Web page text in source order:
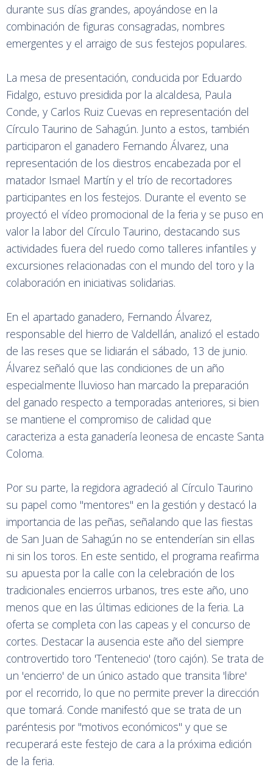
durante sus días grandes, apoyándose en la
combinación de figuras consagradas, nombres
emergentes y el arraigo de sus festejos populares.
La mesa de presentación, conducida por Eduardo
Fidalgo, estuvo presidida por la alcaldesa, Paula
Conde, y Carlos Ruiz Cuevas en representación del
Círculo Taurino de Sahagún. Junto a estos, también
participaron el ganadero Fernando Álvarez, una
representación de los diestros encabezada por el
matador Ismael Martín y el trío de recortadores
participantes en los festejos. Durante el evento se
proyectó el vídeo promocional de la feria y se puso en
valor la labor del Círculo Taurino, destacando sus
actividades fuera del ruedo como talleres infantiles y
excursiones relacionadas con el mundo del toro y la
colaboración en iniciativas solidarias.
En el apartado ganadero, Fernando Álvarez,
responsable del hierro de Valdellán, analizó el estado
de las reses que se lidiarán el sábado, 13 de junio.
Álvarez señaló que las condiciones de un año
especialmente lluvioso han marcado la preparación
del ganado respecto a temporadas anteriores, si bien
se mantiene el compromiso de calidad que
caracteriza a esta ganadería leonesa de encaste Santa
Coloma.
Por su parte, la regidora agradeció al Círculo Taurino
su papel como "mentores" en la gestión y destacó la
importancia de las peñas, señalando que las fiestas
de San Juan de Sahagún no se entenderían sin ellas
ni sin los toros. En este sentido, el programa reafirma
su apuesta por la calle con la celebración de los
tradicionales encierros urbanos, tres este año, uno
menos que en las últimas ediciones de la feria. La
oferta se completa con las capeas y el concurso de
cortes. Destacar la ausencia este año del siempre
controvertido toro 'Tentenecio' (toro cajón). Se trata de
un 'encierro' de un único astado que transita 'libre'
por el recorrido, lo que no permite prever la dirección
que tomará. Conde manifestó que se trata de un
paréntesis por "motivos económicos" y que se
recuperará este festejo de cara a la próxima edición
de la feria.